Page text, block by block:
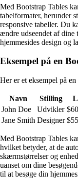
Med Bootstrap Tables
tabelformater, herunder
responsive tabeller. Du
ændre udseendet af dine
hjemmesides design og
Eksempel på en
Her er et eksempel på
Navn Stilling
John Doe
Udvikler
Jane Smith Designer
Med Bootstrap Tables
hvilket betyder, at de
skærmstørrelser og
uanset om dine
til at besøge din